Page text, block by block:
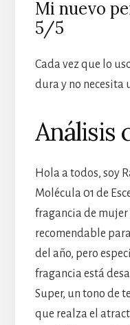
Mi nuevo
5/5
Cada vez que lo
dura y no necesita
Análisis
Hola a todos, soy
Molécula 01 de
fragancia de
recomendable
del año, pero
fragancia está
Super, un tono de
que realza el